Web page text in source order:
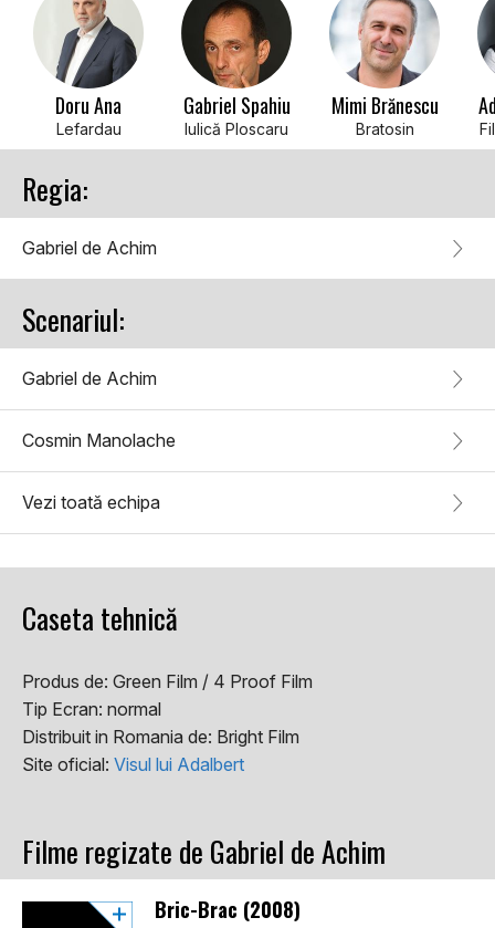
Doru Ana
Lefardau
Gabriel Spahiu
Iulică Ploscaru
Mimi Brănescu
Bratosin
Regia:
Gabriel de Achim
Scenariul:
Gabriel de Achim
Cosmin Manolache
Vezi toată echipa
Caseta tehnică
Produs de: Green Film / 4 Proof Film
Tip Ecran: normal
Distribuit in Romania de: Bright Film
Site oficial: Visul lui Adalbert
Filme regizate de Gabriel de Achim
Bric-Brac (2008)